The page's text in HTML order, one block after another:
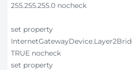
255.255.255.0 nocheck
set property
TRUE nocheck
set property